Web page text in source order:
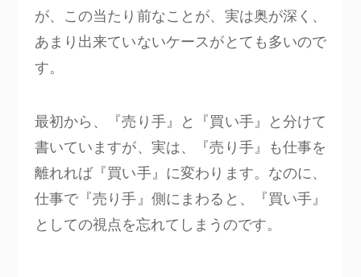
が、この当たり前なことが、実は奥が深く、
あまり出来ていないケースがとても多いので
す。
最初から、『売り手』と『買い手』と分けて
書いていますが、実は、『売り手』も仕事を
離れれば『買い手』に変わります。なのに、
仕事で『売り手』側にまわると、『買い手』
としての視点を忘れてしまうのです。